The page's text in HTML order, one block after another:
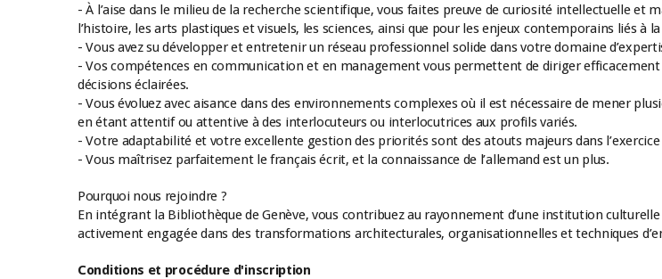
- À l’aise dans le milieu de la recherche scientifique, vous faites preuve de curiosité intellectuelle et
l’histoire, les arts plastiques et visuels, les sciences, ainsi que pour les enjeux contemporains liés à
- Vous avez su développer et entretenir un réseau professionnel solide dans votre domaine
- Vos compétences en communication et en management vous permettent de diriger efficacement
décisions éclairées.
- Vous évoluez avec aisance dans des environnements complexes où il est nécessaire de mener
en étant attentif ou attentive à des interlocuteurs ou interlocutrices aux profils variés.
- Votre adaptabilité et votre excellente gestion des priorités sont des atouts majeurs dans
- Vous maîtrisez parfaitement le français écrit, et la connaissance de l’allemand est un plus.
Pourquoi nous rejoindre ?
En intégrant la Bibliothèque de Genève, vous contribuez au rayonnement d’une institution
activement engagée dans des transformations architecturales, organisationnelles et techniques
Conditions et procédure d'inscription